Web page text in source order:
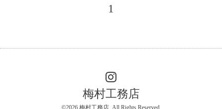
1
梅村工務店
©2026 梅村工務店. All Rights Reserved.